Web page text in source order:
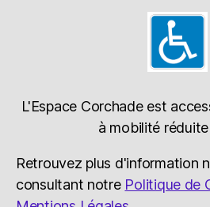
L'Espace Corchade est
à mobilité
Retrouvez plus d'information
consultant notre Politique de